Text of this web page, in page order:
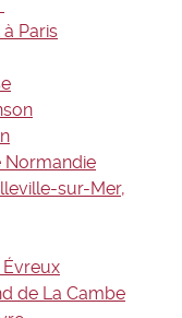
Paris
Normandie
sur-Mer,
de La Cambe